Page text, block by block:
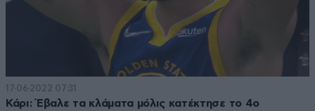
17·06·2022 07:31
Κάρι: Έβαλε τα κλάματα μόλις κατέκτησε το 4ο